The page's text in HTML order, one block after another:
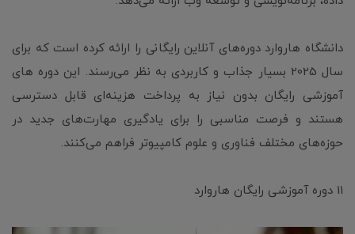
دانشگاه هاروارد دوره‌های آنلاین رایگانی را ارائه کرده است که برای
سال 2025 بسیار جذاب و کاربردی به نظر می‌رسند. این دوره های
آموزشی رایگان بدون نیاز به پرداخت هزینه‌ای قابل دسترسی
هستند و فرصت مناسبی را برای یادگیری مهارت‌های جدید در
حوزه‌های مختلف فناوری و علوم کامپیوتر فراهم می‌کنند.
11 دوره آموزشی رایگان هاروارد